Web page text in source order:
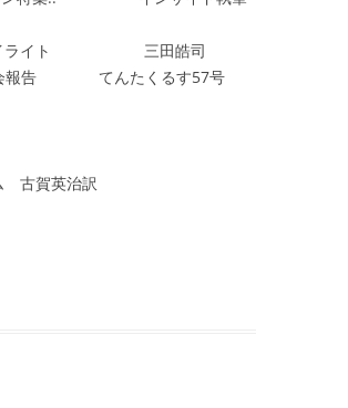
イライト 三田皓司
報告 てんたくるす57号
古賀英治訳